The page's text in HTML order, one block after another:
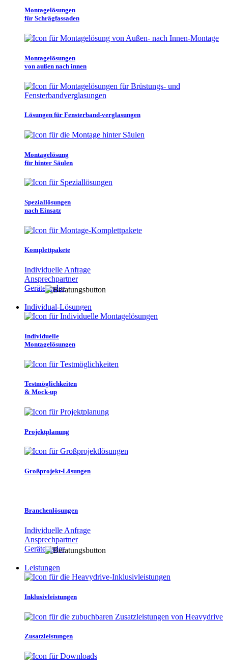
Montagelösungen
für Schrägfassaden
Montagelösungen
von außen nach innen
Lösungen für Fensterband-verglasungen
Montagelösung
für hinter Säulen
Speziallösungen
nach Einsatz
Komplettpakete
Individuelle Anfrage
Ansprechpartner
Gerätefinder
Individual-Lösungen
Individuelle
Montagelösungen
Testmöglichkeiten
& Mock-up
Projektplanung
Großprojekt-Lösungen
Branchenlösungen
Individuelle Anfrage
Ansprechpartner
Gerätefinder
Leistungen
Inklusivleistungen
Zusatzleistungen